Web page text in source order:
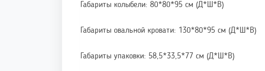
Габариты колыбели: 80*80*95 см (Д*Ш*В)
Габариты овальной кровати: 130*80*95 см (Д*Ш*В)
Габариты упаковки: 58,5*33,5*77 см (Д*Ш*В)